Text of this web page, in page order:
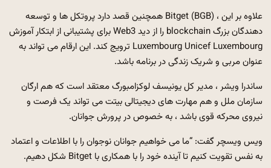
علاوه بر این ، Bitget (BGB) همچنین قصد دارد پروتکل ها و توسعه
دهندگان بزرگ blockchain را از دید Web3 برای پشتیبانی از ابتکار آموزش
Luxembourg Unicef ​​Luxembourg ترویج کند. این ارقام می تواند به
عنوان مربی و شریک زندگی در برنامه باشد.
ساندرا ویشر ، مدیر کل یونیسف لوکزامبورگ معتقد است که هم ارگان
سازمان ملل و هم مهارت های دیجیتالی بیتت می تواند یک فرصت و
نیروی محرکه قوی باشد ، به خصوص در پرورش جوانان.
ویس ویسچر گفت: “ما می خواهیم جوانان نوجوان را با اطلاعات و اعتماد
به نفس تقویت کنیم تا آینده خود را با همکاری با Bitget شکل دهیم.